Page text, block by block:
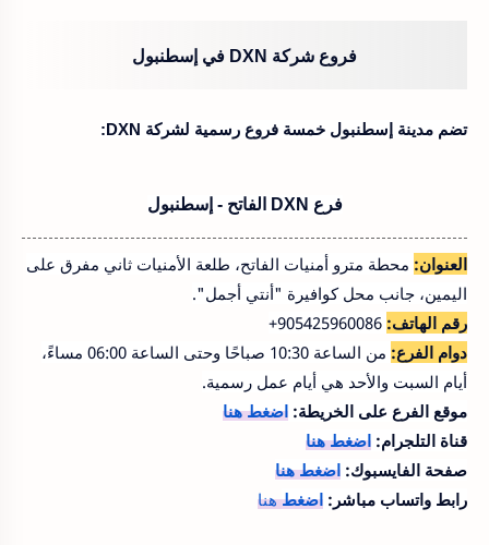
فروع شركة DXN في إسطنبول
تضم مدينة إسطنبول خمسة فروع رسمية لشركة DXN:
فرع DXN الفاتح - إسطنبول
العنوان: محطة مترو أمنيات الفاتح، طلعة الأمنيات ثاني مفرق على
اليمين، جانب محل كوافيرة "أنتي أجمل".
رقم الهاتف:
دوام الفرع:
من الساعة 10:30 صباحًا وحتى الساعة 06:00 مساءً،
أيام السبت والأحد هي أيام عمل رسمية.
موقع الفرع على الخريطة: اضغط هنا
قناة التلجرام: اضغط هنا
صفحة الفايسبوك: اضغط هنا
رابط واتساب مباشر: اضغطهنا